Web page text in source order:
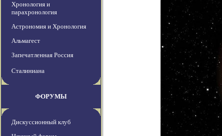
Хронология и
парахронология
Астрономия и Хронология
Альмагест
Запечатленная Россия
Сталиниана
ФОРУМЫ
Дискуссионный клуб